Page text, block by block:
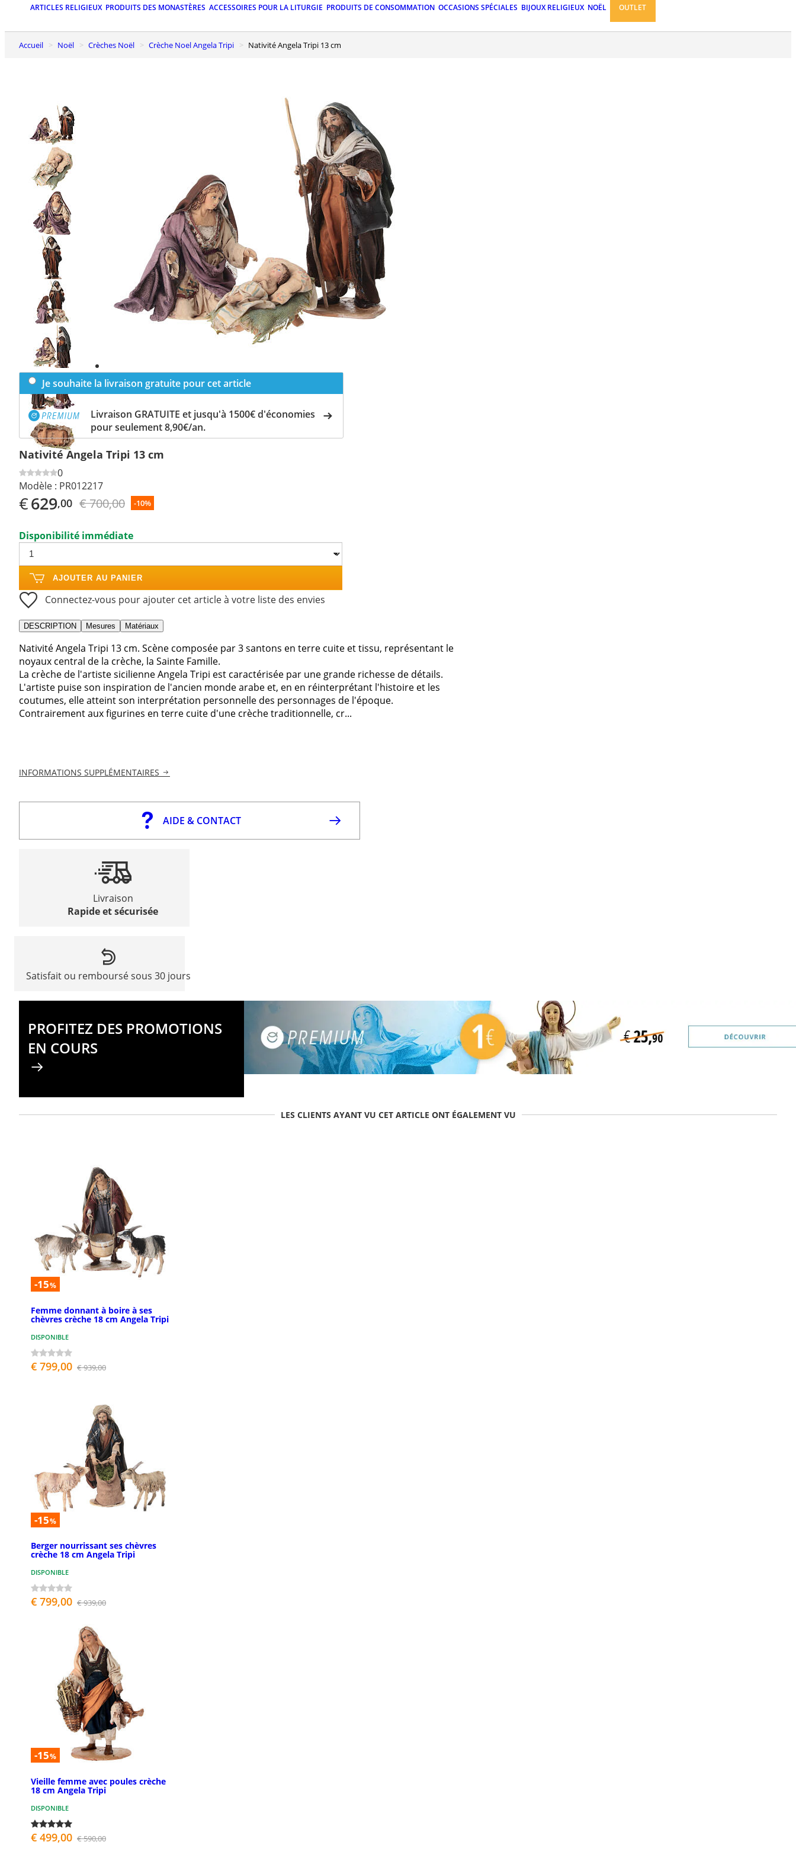
ARTICLES RELIGIEUX PRODUITS DES MONASTÈRES ACCESSOIRES POUR LA LITURGIE PRODUITS DE CONSOMMATION OCCASIONS SPÉCIALES BIJOUX RELIGIEUX NOËL OUTLET
Accueil Noël Crèches Noël Crèche Noel Angela Tripi Nativité Angela Tripi 13 cm
Previous
slide
Next
slide
Je souhaite la livraison gratuite pour cet article
Livraison GRATUITE et jusqu'à 1500€ d'économies
pour seulement 8,90€/an.
Nativité Angela Tripi 13 cm
0
Modèle : PR012217
€629,00 € 700,00 -10%
Disponibilité immédiate
AJOUTER AU PANIER
Connectez-vous pour ajouter cet article à votre liste des envies
DESCRIPTION Mesures Matériaux
Nativité Angela Tripi 13 cm. Scène composée par 3 santons en terre cuite et tissu, représentant le
noyaux central de la crèche, la Sainte Famille.
La crèche de l'artiste sicilienne Angela Tripi est caractérisée par une grande richesse de détails.
L'artiste puise son inspiration de l'ancien monde arabe et, en en réinterprétant l'histoire et les
coutumes, elle atteint son interprétation personnelle des personnages de l'époque.
Contrairement aux figurines en terre cuite d'une crèche traditionnelle, cr...
INFORMATIONS SUPPLÉMENTAIRES
AIDE & CONTACT
Livraison
Rapide et sécurisée
Satisfait ou remboursé sous 30 jours
PROFITEZ DES PROMOTIONS
EN COURS
LES CLIENTS AYANT VU CET ARTICLE ONT ÉGALEMENT VU
-15%
Femme donnant à boire à ses
chèvres crèche 18 cm Angela Tripi
DISPONIBLE
€ 799,00 € 939,00
-15%
Berger nourrissant ses chèvres
crèche 18 cm Angela Tripi
DISPONIBLE
€ 799,00 € 939,00
-15%
Vieille femme avec poules crèche
18 cm Angela Tripi
DISPONIBLE
€ 499,00 € 590,00